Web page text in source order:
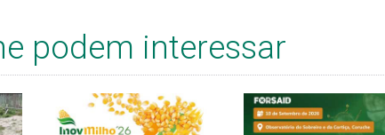
podem interessar